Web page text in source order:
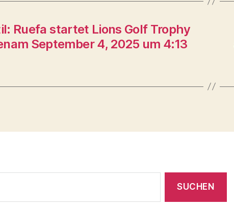
Ruefa startet Lions Golf Trophy
September 4, 2025 um 4:13